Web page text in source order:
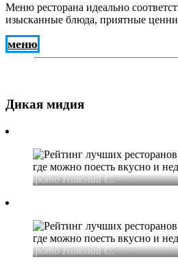
Меню ресторана идеально
изысканные блюда, приятные
меню
Дикая мидия
фото Николай С.
фото Николай С.